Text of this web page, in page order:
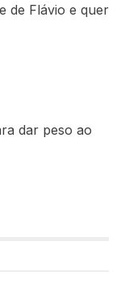
de Flávio e quer
dar peso ao